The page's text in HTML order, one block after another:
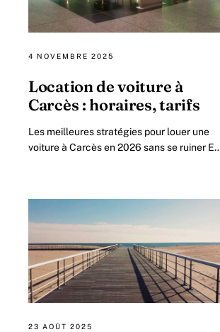
4 NOVEMBRE 2025
Location de voiture à
Carcès : horaires, tarifs
Les meilleures stratégies pour louer une
voiture à Carcès en 2026 sans se ruiner En
23 AOÛT 2025